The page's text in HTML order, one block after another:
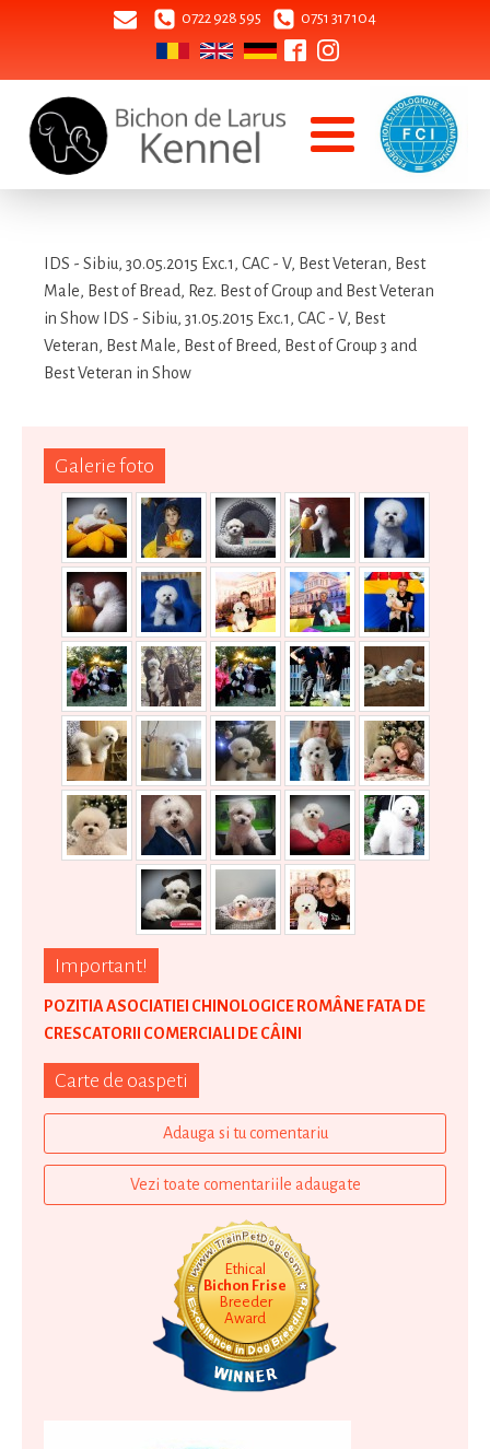
0722 928 595 0751 317 104
Galerie foto
Important!
POZITIA ASOCIATIEI CHINOLOGICE ROMÂNE FATA DE
CRESCATORII COMERCIALI DE CÂINI
Carte de oaspeti
Adauga si tu comentariu
Vezi toate comentariile adaugate
Ethical
Bichon Frise
Breeder
Award
IDS - Sibiu, 30.05.2015 Exc.1, CAC - V, Best Veteran, Best
Male, Best of Bread, Rez. Best of Group and Best Veteran
in Show IDS - Sibiu, 31.05.2015 Exc.1, CAC - V, Best
Veteran, Best Male, Best of Breed, Best of Group 3 and
Best Veteran in Show